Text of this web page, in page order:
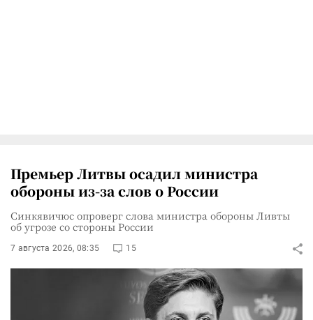
Премьер Литвы осадил министра
обороны из-за слов о России
Синкявичюс опроверг слова министра обороны Ливты
об угрозе со стороны России
7 августа 2026, 08:35 15